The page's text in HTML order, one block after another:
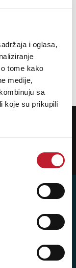
i oglasa,
tome kako
medije,
sa
koje su prikupili
Prijavi
proizvodima